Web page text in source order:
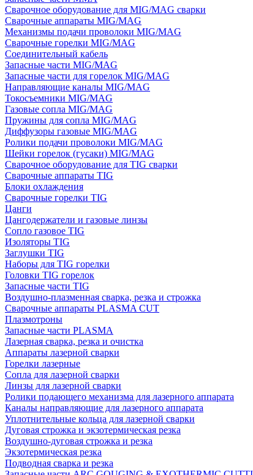
Сварочное оборудование для MIG/MAG сварки
Сварочные аппараты MIG/MAG
Механизмы подачи проволоки MIG/MAG
Сварочные горелки MIG/MAG
Соединительный кабель
Запасные части MIG/MAG
Запасные части для горелок MIG/MAG
Направляющие каналы MIG/MAG
Токосъемники MIG/MAG
Газовые сопла MIG/MAG
Пружины для сопла MIG/MAG
Диффузоры газовые MIG/MAG
Ролики подачи проволоки MIG/MAG
Шейки горелок (гусаки) MIG/MAG
Сварочное оборудование для TIG сварки
Сварочные аппараты TIG
Блоки охлаждения
Сварочные горелки TIG
Цанги
Цангодержатели и газовые линзы
Сопло газовое TIG
Изоляторы TIG
Заглушки TIG
Наборы для TIG горелки
Головки TIG горелок
Запасные части TIG
Воздушно-плазменная сварка, резка и строжка
Сварочные аппараты PLASMA CUT
Плазмотроны
Запасные части PLASMA
Лазерная сварка, резка и очистка
Аппараты лазерной сварки
Горелки лазерные
Сопла для лазерной сварки
Линзы для лазерной сварки
Ролики подающего механизма для лазерного аппарата
Каналы направляющие для лазерного аппарата
Уплотнительные кольца для лазерной сварки
Дуговая строжка и экзотермическая резка
Воздушно-дуговая строжка и резка
Экзотермическая резка
Подводная сварка и резка